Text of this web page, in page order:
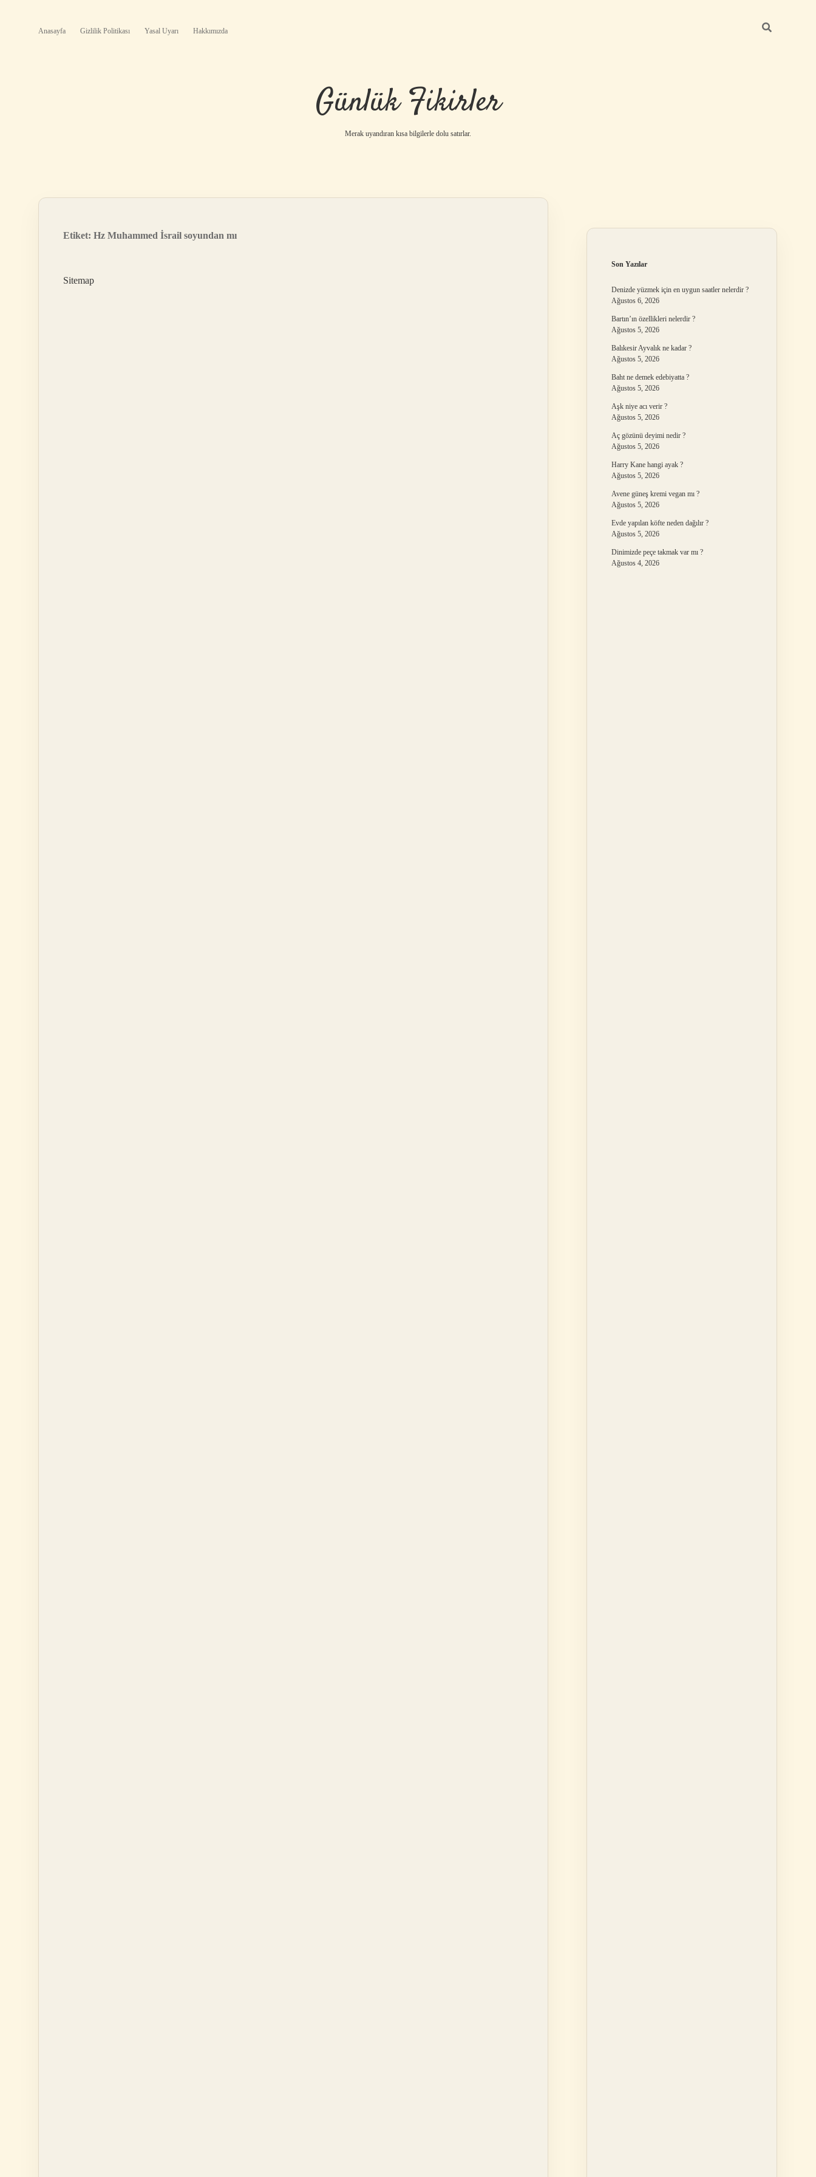
Anasayfa Gizlilik Politikası Yasal Uyarı Hakkımızda
Günlük Fikirler
Merak uyandıran kısa bilgilerle dolu satırlar.
Etiket: Hz Muhammed İsrail soyundan mı
Sitemap
Son Yazılar
Denizde yüzmek için en uygun saatler nelerdir ?
Ağustos 6, 2026
Bartın’ın özellikleri nelerdir ?
Ağustos 5, 2026
Balıkesir Ayvalık ne kadar ?
Ağustos 5, 2026
Baht ne demek edebiyatta ?
Ağustos 5, 2026
Aşk niye acı verir ?
Ağustos 5, 2026
Aç gözünü deyimi nedir ?
Ağustos 5, 2026
Harry Kane hangi ayak ?
Ağustos 5, 2026
Avene güneş kremi vegan mı ?
Ağustos 5, 2026
Evde yapılan köfte neden dağılır ?
Ağustos 5, 2026
Dinimizde peçe takmak var mı ?
Ağustos 4, 2026